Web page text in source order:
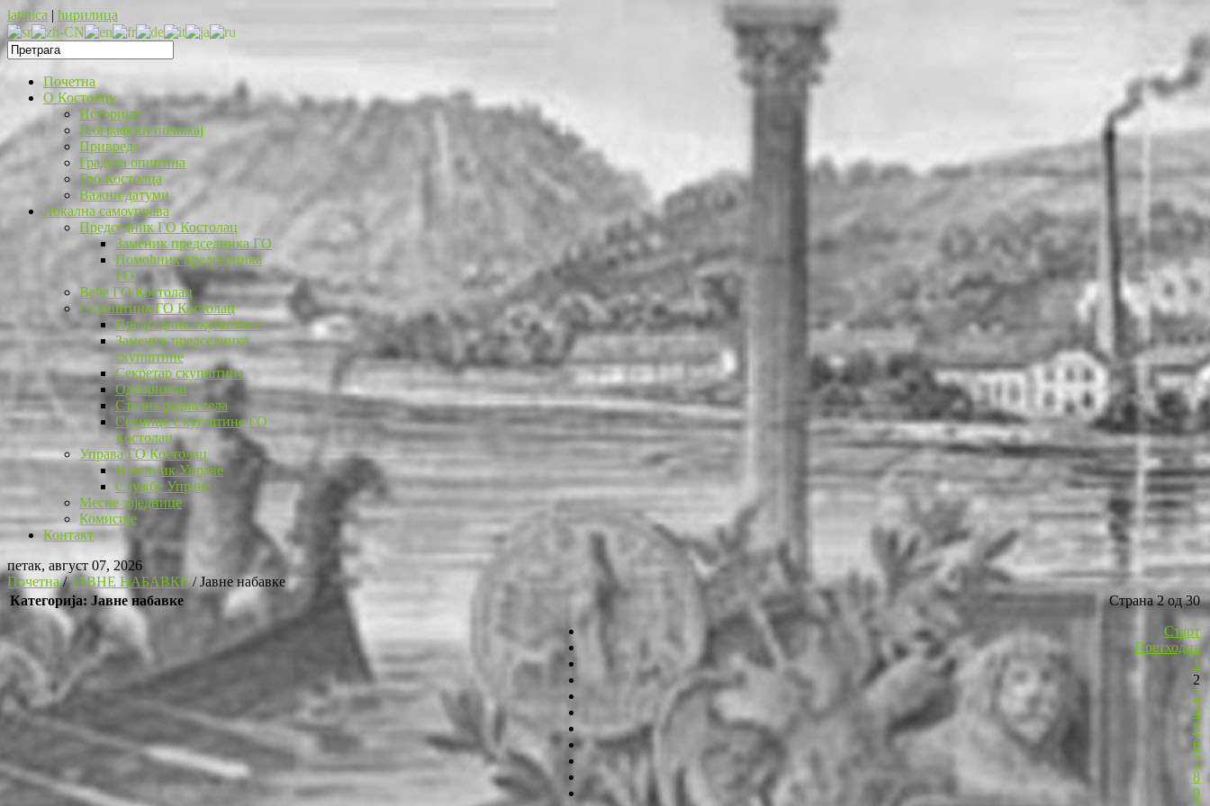
latinica | ћирилица
Почетна
O Костолцу
Историјат
Географски положај
Привреда
Градска општина
Грб Костолца
Важни датуми
Локална самоуправа
Председник ГО Костолац
Заменик председника ГО
Помоћник председника
ГО
Веће ГО Костолац
Скупштина ГО Костолац
Председник скупштине
Заменик председника
скупштине
Секретар скупштине
Одборници
Стална радна тела
Седнице Скупштине ГО
Костолац
Управа ГО Костолац
Начелник Управе
Службе Управе
Месне заједнице
Комисије
Контакт
петак, август 07, 2026
Почетна/ЈАВНЕ НАБАВКЕ/Јавне набавке
Категорија: Јавне набавке
Страна 2 од 30
Старт
Претходна
1
2
3
4
5
6
7
8
9